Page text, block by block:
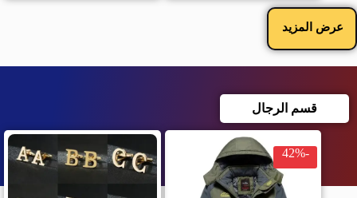
عرض المزيد
قسم الرجال
-42%